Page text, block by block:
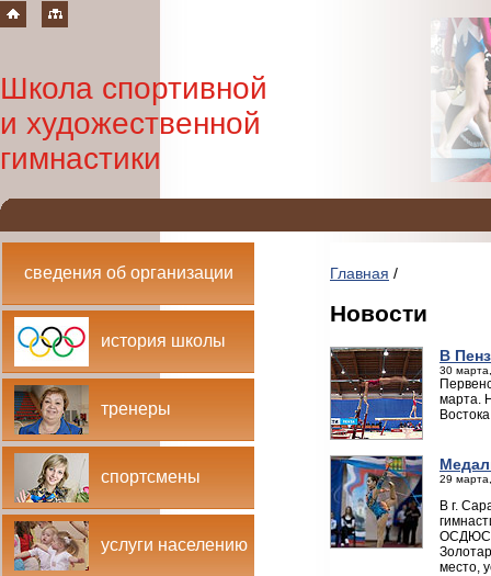
Школа спортивной
и художественной
гимнастики
сведения об организации
история школы
тренеры
спортсмены
услуги населению
Главная /
Новости
В
30
марта.
29
В г.
место,